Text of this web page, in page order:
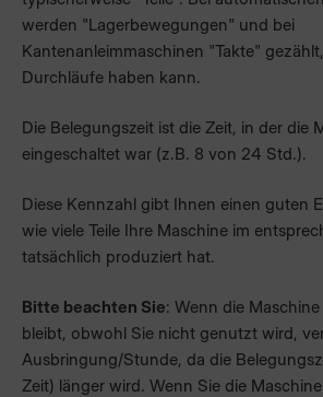
werden "Lagerbewegungen" und bei
Kantenanleimmaschinen "Takte"
Durchläufe haben kann.
Die Belegungszeit ist die Zeit, in der die
eingeschaltet war (z.B. 8 von 24 Std.).
Diese Kennzahl gibt Ihnen einen guten
wie viele Teile Ihre Maschine im
tatsächlich produziert hat.
Bitte beachten Sie: Wenn die
bleibt, obwohl Sie nicht genutzt wird,
Ausbringung/Stunde, da die
Zeit) länger wird. Wenn Sie die